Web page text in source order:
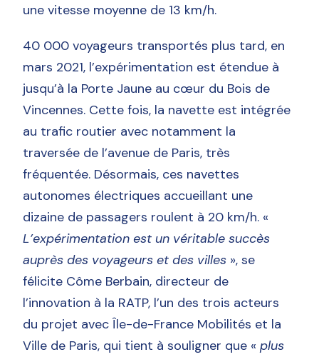
une vitesse moyenne de 13 km/h.
40 000 voyageurs transportés plus tard, en
mars 2021, l’expérimentation est étendue à
jusqu’à la Porte Jaune au cœur du Bois de
Vincennes. Cette fois, la navette est intégrée
au trafic routier avec notamment la
traversée de l’avenue de Paris, très
fréquentée. Désormais, ces navettes
autonomes électriques accueillant une
dizaine de passagers roulent à 20 km/h. «
L’expérimentation est un véritable succès
auprès des voyageurs et des villes », se
félicite Côme Berbain, directeur de
l’innovation à la RATP, l’un des trois acteurs
du projet avec Île-de-France Mobilités et la
Ville de Paris, qui tient à souligner que «plus